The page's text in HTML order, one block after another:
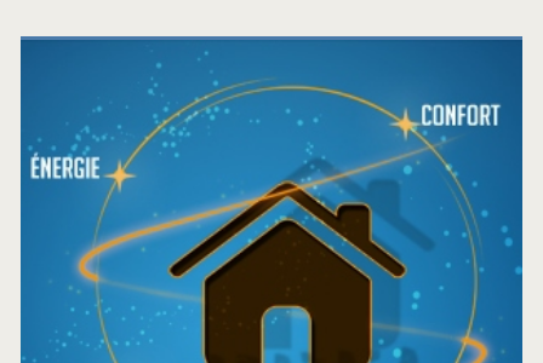
Barre
latérale
principale